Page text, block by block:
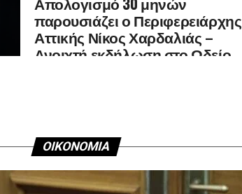
παρουσιάζει ο Περιφερειάρχης
Αττικής Νίκος Χαρδαλιάς –
Ανοιχτή εκδήλωση στο Ωδείο
ΟΙΚΟΝΟΜΙΑ